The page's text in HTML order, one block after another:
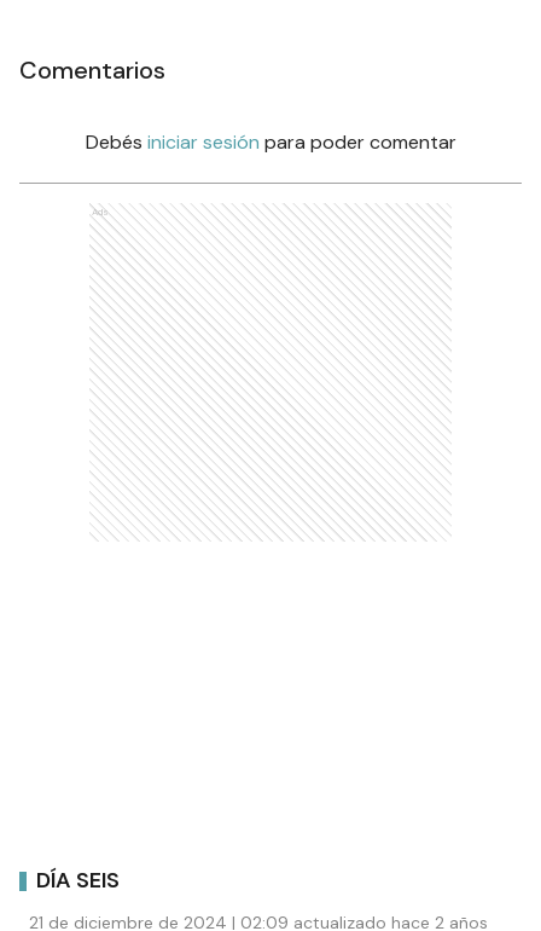
Comentarios
Debés iniciar sesión para poder comentar
Ads
DÍA SEIS
21 de diciembre de 2024 | 02:09 actualizado hace 2 años